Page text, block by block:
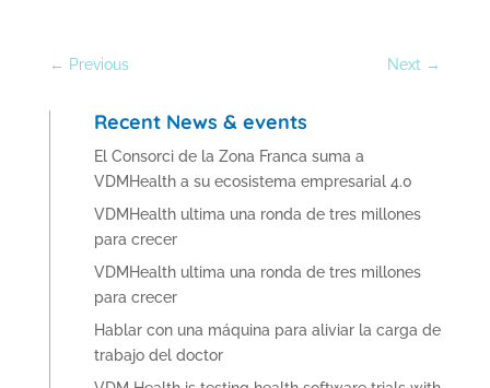
← Previous Next →
Recent News & events
El Consorci de la Zona Franca suma a
VDMHealth a su ecosistema empresarial 4.0
VDMHealth ultima una ronda de tres millones
para crecer
VDMHealth ultima una ronda de tres millones
para crecer
Hablar con una máquina para aliviar la carga de
trabajo del doctor